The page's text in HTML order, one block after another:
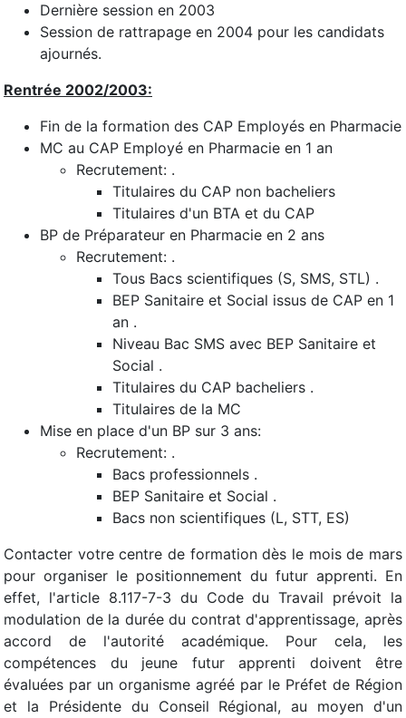
Dernière session en 2003
Session de rattrapage en 2004 pour les candidats
ajournés.
Rentrée 2002/2003:
Fin de la formation des CAP Employés en Pharmacie
MC au CAP Employé en Pharmacie en 1 an
Recrutement: .
Titulaires du CAP non bacheliers
Titulaires d'un BTA et du CAP
BP de Préparateur en Pharmacie en 2 ans
Recrutement: .
Tous Bacs scientifiques (S, SMS, STL) .
BEP Sanitaire et Social issus de CAP en 1
an .
Niveau Bac SMS avec BEP Sanitaire et
Social .
Titulaires du CAP bacheliers .
Titulaires de la MC
Mise en place d'un BP sur 3 ans:
Recrutement: .
Bacs professionnels .
BEP Sanitaire et Social .
Bacs non scientifiques (L, STT, ES)
Contacter votre centre de formation dès le mois de mars
pour organiser le positionnement du futur apprenti. En
effet, l'article 8.117-7-3 du Code du Travail prévoit la
modulation de la durée du contrat d'apprentissage, après
accord de l'autorité académique. Pour cela, les
compétences du jeune futur apprenti doivent être
évaluées par un organisme agréé par le Préfet de Région
et la Présidente du Conseil Régional, au moyen d'un